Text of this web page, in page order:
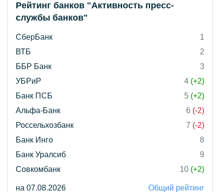
Рейтинг банков "Активность пресс-
службы банков"
СберБанк
1
ВТБ
2
ББР Банк
3
УБРиР
4 (+2)
Банк ПСБ
5 (+2)
Альфа-Банк
6 (-2)
Россельхозбанк
7 (-2)
Банк Инго
8
Банк Уралсиб
9
Совкомбанк
10 (+2)
на 07.08.2026 Общий рейтинг